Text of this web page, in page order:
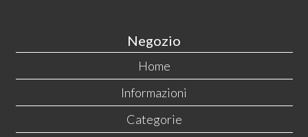
Negozio
Home
Informazioni
Categorie